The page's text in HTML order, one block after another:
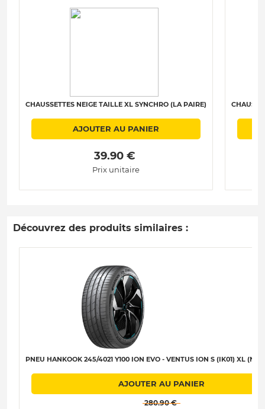
CHAUSSETTES NEIGE TAILLE XL SYNCHRO (LA PAIRE)
AJOUTER AU PANIER
39.90 €
Prix unitaire
Découvrez des produits similaires :
PNEU HANKOOK 245/4021 Y100 ION EVO - VENTUS ION S (IK01) XL
AJOUTER AU PANIER
280.90 €